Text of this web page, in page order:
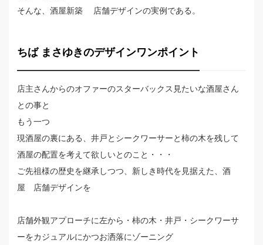
そんな、酒屋新築 店舗デザインの実例である。
ちば まさゆきのデザインワンポイント
店主さんからのオファーのスターバックス見たいな酒屋さん
との事と
もう一つ
現酒屋の裏にある、井戸とシークワーサーと柿の木を残して
酒屋の配置を考えて欲しいとのこと・・・
ご先祖様の歴史を継承しつつ、新しき時代を見据えた、酒
屋 店舗デザインを
店舗外観アプローチに左から・柿の木・井戸・シークワーサ
ーをカジュアルにかつお洒落にゾーニング